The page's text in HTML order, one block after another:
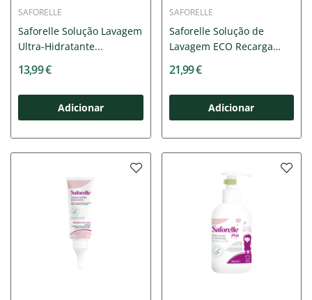
SAFORELLE
Saforelle Solução Lavagem
Ultra-Hidratante...
13,99 €
Adicionar
SAFORELLE
Saforelle Solução de
Lavagem ECO Recarga
21,99 €
Adicionar